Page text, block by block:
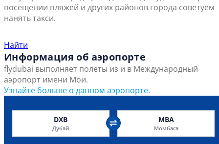
посещении пляжей и других районов города советуем
нанять такси.
Найти
Информация об аэропорте
flydubai выполняет полеты из и в Международный
аэропорт имени Мои.
Узнайте больше о данном аэропорте.
DXB
Дубай
MBA
Момбаса